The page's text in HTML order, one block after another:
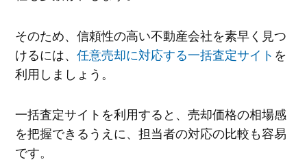
そのため、信頼性の高い不動産会社を素早く見つ
けるには、 任意売却に対応する一括査定サイト を
利用しましょう。
一括査定サイトを利用すると、売却価格の相場感
を把握できるうえに、担当者の対応の比較も容易
です。